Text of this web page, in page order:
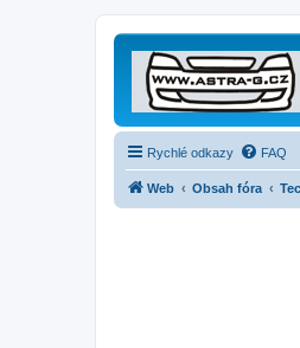
Rychlé odkazy FAQ
Web Obsah fóra